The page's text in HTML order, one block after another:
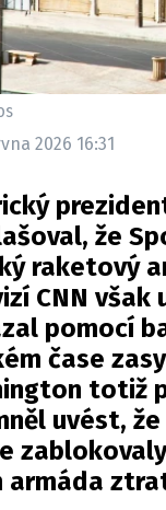
2026 16:31
že
raketový
CNN však
pomocí
čase
totiž
uvést,
armáda